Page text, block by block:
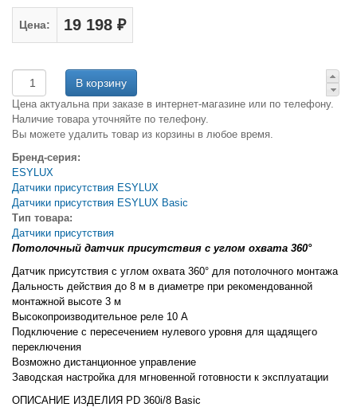
Цена: 19 198 ₽
Цена актуальна при заказе в интернет-магазине или по телефону.
Наличие товара уточняйте по телефону.
Вы можете удалить товар из корзины в любое время.
Бренд-серия:
ESYLUX
Датчики присутствия ESYLUX
Датчики присутствия ESYLUX Basic
Тип товара:
Датчики присутствия
Потолочный датчик присутствия с углом охвата 360°
Датчик присутствия с углом охвата 360° для потолочного монтажа
Дальность действия до 8 м в диаметре при рекомендованной
монтажной высоте 3 м
Высокопроизводительное реле 10 А
Подключение с пересечением нулевого уровня для щадящего
переключения
Возможно дистанционное управление
Заводская настройка для мгновенной готовности к эксплуатации
ОПИСАНИЕ ИЗДЕЛИЯ PD 360i/8 Basic